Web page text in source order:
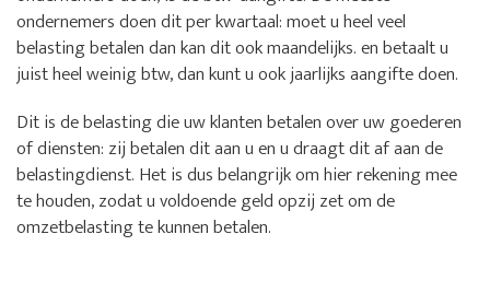
ondernemers doen dit per kwartaal: moet u heel veel
belasting betalen dan kan dit ook maandelijks. en betaalt u
juist heel weinig btw, dan kunt u ook jaarlijks aangifte doen.
Dit is de belasting die uw klanten betalen over uw goederen
of diensten: zij betalen dit aan u en u draagt dit af aan de
belastingdienst. Het is dus belangrijk om hier rekening mee
te houden, zodat u voldoende geld opzij zet om de
omzetbelasting te kunnen betalen.